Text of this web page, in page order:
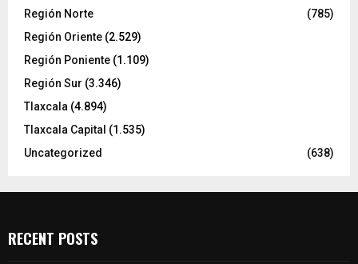
Región Norte
(785)
Región Oriente (2.529)
Región Poniente (1.109)
Región Sur (3.346)
Tlaxcala (4.894)
Tlaxcala Capital (1.535)
Uncategorized
(638)
RECENT POSTS